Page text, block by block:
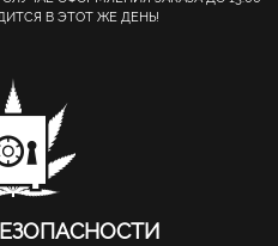
В ЭТОТ ЖЕ ДЕНЬ!